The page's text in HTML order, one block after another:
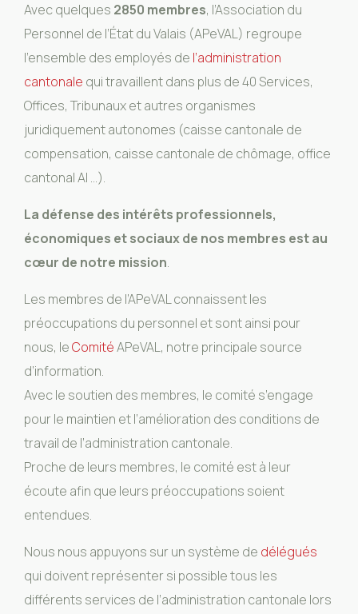
Avec quelques 2850 membres, l’Association du
Personnel de l’État du Valais (APeVAL) regroupe
l’ensemble des employés de l’administration
cantonale qui travaillent dans plus de 40 Services,
Offices, Tribunaux et autres organismes
juridiquement autonomes (caisse cantonale de
compensation, caisse cantonale de chômage, office
cantonal AI …).
La défense des intérêts professionnels,
économiques et sociaux de nos membres est au
cœur de notre mission.
Les membres de l’APeVAL connaissent les
préoccupations du personnel et sont ainsi pour
nous, leComitéAPeVAL, notre principale source
d’information.
Avec le soutien des membres, le comité s’engage
pour le maintien et l’amélioration des conditions de
travail de l’administration cantonale.
Proche de leurs membres, le comité est à leur
écoute afin que leurs préoccupations soient
entendues.
Nous nous appuyons sur un système de délégués
qui doivent représenter si possible tous les
différents services de l’administration cantonale lors